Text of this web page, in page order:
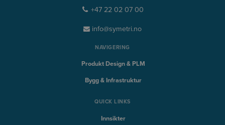
+47 22 02 07 00
info@symetri.no
NAVIGERING
Produkt Design & PLM
Bygg & Infrastruktur
QUICK LINKS
Innsikter